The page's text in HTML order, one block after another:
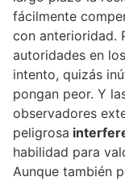
fácilmente
con anterioridad.
autoridades en
intento, quizás
pongan peor. Y
observadores
peligrosa
habilidad para
Aunque también